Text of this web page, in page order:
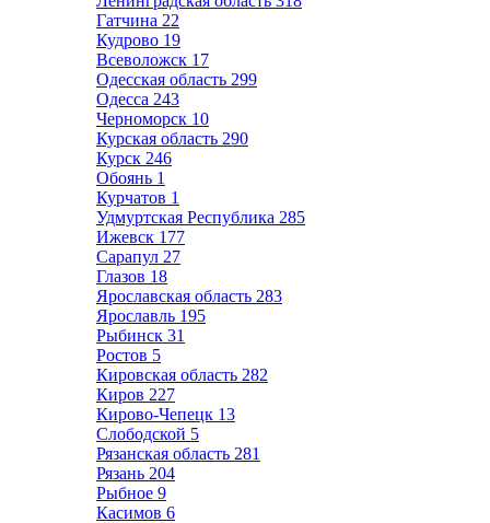
Гатчина 22
Кудрово 19
Всеволожск 17
Одесская область 299
Одесса 243
Черноморск 10
Курская область 290
Курск 246
Обоянь 1
Курчатов 1
Удмуртская Республика 285
Ижевск 177
Сарапул 27
Глазов 18
Ярославская область 283
Ярославль 195
Рыбинск 31
Ростов 5
Кировская область 282
Киров 227
Кирово-Чепецк 13
Слободской 5
Рязанская область 281
Рязань 204
Рыбное 9
Касимов 6